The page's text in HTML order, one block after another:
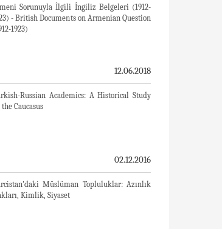
Sorunuyla İlgili İngiliz Belgeleri (1912-
- British Documents on Armenian Question
1923)
12.06.2018
Russian Academics: A Historical Study
the Caucasus
02.12.2016
Müslüman Topluluklar: Azınlık
Kimlik, Siyaset